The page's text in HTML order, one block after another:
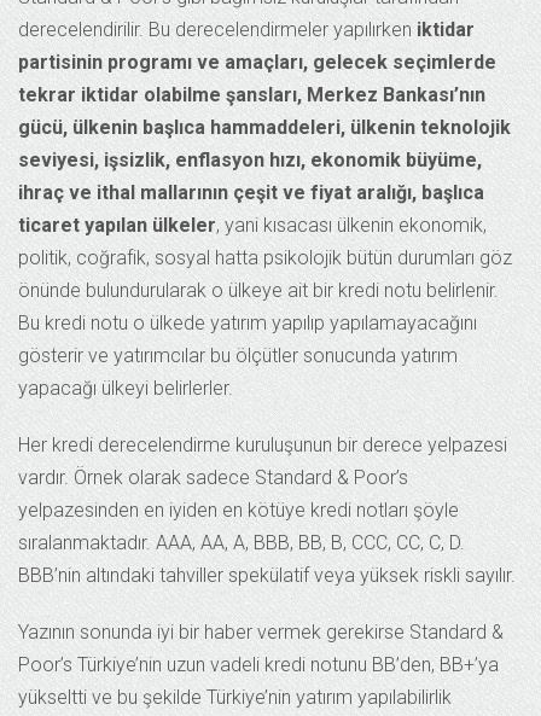
derecelendirilir. Bu derecelendirmeler yapılırken iktidar
partisinin programı ve amaçları, gelecek seçimlerde
tekrar iktidar olabilme şansları, Merkez Bankası’nın
gücü, ülkenin başlıca hammaddeleri, ülkenin teknolojik
seviyesi, işsizlik, enflasyon hızı, ekonomik büyüme,
ihraç ve ithal mallarının çeşit ve fiyat aralığı, başlıca
ticaret yapılan ülkeler, yani kısacası ülkenin ekonomik,
politik, coğrafik, sosyal hatta psikolojik bütün durumları göz
önünde bulundurularak o ülkeye ait bir kredi notu belirlenir.
Bu kredi notu o ülkede yatırım yapılıp yapılamayacağını
gösterir ve yatırımcılar bu ölçütler sonucunda yatırım
yapacağı ülkeyi belirlerler.
Her kredi derecelendirme kuruluşunun bir derece yelpazesi
vardır. Örnek olarak sadece Standard & Poor’s
yelpazesinden en iyiden en kötüye kredi notları şöyle
sıralanmaktadır. AAA, AA, A, BBB, BB, B, CCC, CC, C, D.
BBB’nin altındaki tahviller spekülatif veya yüksek riskli sayılır.
Yazının sonunda iyi bir haber vermek gerekirse Standard &
Poor’s Türkiye’nin uzun vadeli kredi notunu BB’den, BB+’ya
yükseltti ve bu şekilde Türkiye’nin yatırım yapılabilirlik